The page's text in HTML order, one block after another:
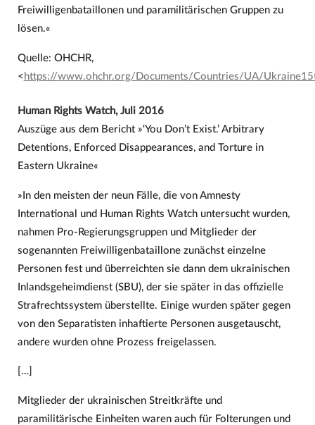
Freiwilligenbataillonen und paramilitärischen Gruppen zu
lösen.«
Quelle: OHCHR,
< https://www.ohchr.org/Documents/Countries/UA/
Human Rights Watch, Juli 2016
Auszüge aus dem Bericht »‘You Don’t Exist.’ Arbitrary
Detentions, Enforced Disappearances, and Torture in
Eastern Ukraine«
»In den meisten der neun Fälle, die von Amnesty
International und Human Rights Watch untersucht wurden,
nahmen Pro-Regierungsgruppen und Mitglieder der
sogenannten Freiwilligenbataillone zunächst einzelne
Personen fest und überreichten sie dann dem ukrainischen
Inlandsgeheimdienst (SBU), der sie später in das offizielle
Strafrechtssystem überstellte. Einige wurden später gegen
von den Separatisten inhaftierte Personen ausgetauscht,
andere wurden ohne Prozess freigelassen.
[…]
Mitglieder der ukrainischen Streitkräfte und
paramilitärische Einheiten waren auch für Folterungen und